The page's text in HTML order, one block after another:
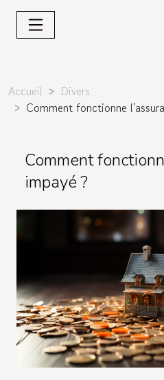
Accueil
Divers
Comment fonctionne
Comment
impayé ?